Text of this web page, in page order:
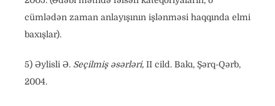
cümlədən zaman anlayışının işlənməsi haqqında elmi
baxışlar).
5) Əylisli Ə. Seçilmiş əsərləri, II cild. Bakı, Şərq-Qərb,
2004.